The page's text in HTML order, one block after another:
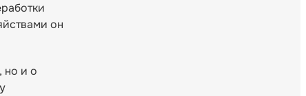
он
но и о